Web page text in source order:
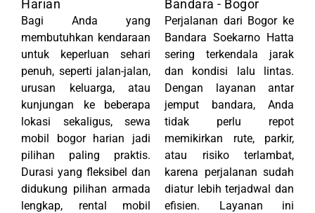
Harian
Bagi Anda yang
membutuhkan kendaraan
untuk keperluan sehari
penuh, seperti jalan-jalan,
urusan keluarga, atau
kunjungan ke beberapa
lokasi sekaligus, sewa
mobil bogor harian jadi
pilihan paling praktis.
Durasi yang fleksibel dan
didukung pilihan armada
lengkap, rental mobil
Bandara - Bogor
Perjalanan dari Bogor ke
Bandara Soekarno Hatta
sering terkendala jarak
dan kondisi lalu lintas.
Dengan layanan antar
jemput bandara, Anda
tidak perlu repot
memikirkan rute, parkir,
atau risiko terlambat,
karena perjalanan sudah
diatur lebih terjadwal dan
efisien. Layanan ini